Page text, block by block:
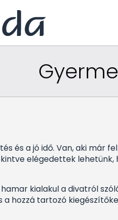
és a jó idő. Van, aki már
elégedettek lehetünk,
kialakul a divatról
a hozzá tartozó